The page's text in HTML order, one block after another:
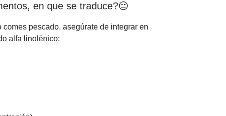
en que se traduce?😐
pescado, asegúrate de integrar en
alfa linolénico: